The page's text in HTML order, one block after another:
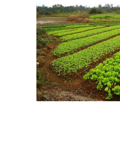
Грядка для клубники
Низкие грядки